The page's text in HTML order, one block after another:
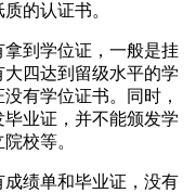
的认证书。
到学位证，一般是挂
四达到留级水平的学
有学位证书。同时，
业证，并不能颁发学
校等。
绩单和毕业证，没有